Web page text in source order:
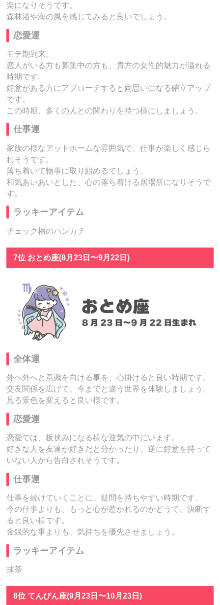
楽になりそうです。
森林浴や海の風を感じてみると良いでしょう。
恋愛運
モテ期到来。
恋人がいる方も募集中の方も、貴方の女性的魅力が溢れる
時期です。
好意がある方にアプローチすると両思いになる確立アップ
です。
この時期、多くの人との関わりを持つ様にしましょう。
仕事運
家族の様なアットホームな雰囲気で、仕事が楽しく感じら
れそうです。
落ち着いて物事に取り組めるでしょう。
和気あいあいとした、心の落ち着ける居場所になりそうで
す。
ラッキーアイテム
チェック柄のハンカチ
7位 おとめ座(8月23日〜9月22日)
全体運
外へ外へと意識を向ける事を、心掛けると良い時期です。
交友関係を広げて、今までと違う世界を体験しましょう。
見る景色を変えると良い様です。
恋愛運
恋愛では、板挟みになる様な運気の中にいます。
好きな人を友達が好きだと分かったり、逆に好意を持って
いない人から告白されそうです。
仕事運
仕事を続けていくことに、疑問を持ちやすい時期です。
今の仕事よりも、もっと心が惹かれるのかどうで、決断す
ると良い様です。
金銭的な事よりも、気持ちを優先させましょう。
ラッキーアイテム
抹茶
8位 てんびん座(9月23日〜10月23日)